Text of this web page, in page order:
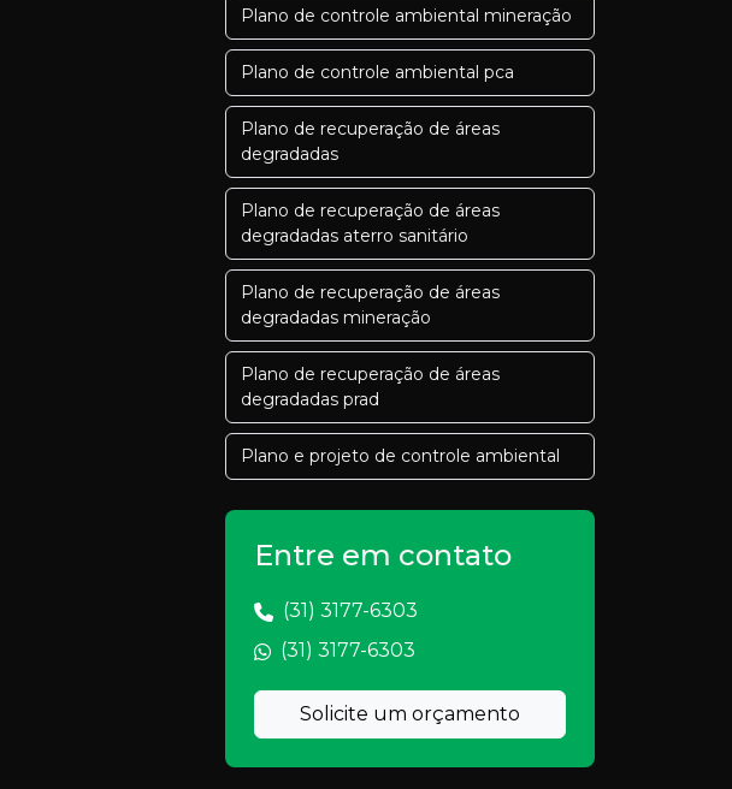
Plano de controle ambiental mineração
Plano de controle ambiental pca
Plano de recuperação de áreas
degradadas
Plano de recuperação de áreas
degradadas aterro sanitário
Plano de recuperação de áreas
degradadas mineração
Plano de recuperação de áreas
degradadas prad
Plano e projeto de controle ambiental
Projeto de outorga
Projeto de outorga de água
Projeto de saneamento
Projeto de sanemaneto rural
Entre em contato
(31) 3177-6303
(31) 3177-6303
Solicite um orçamento